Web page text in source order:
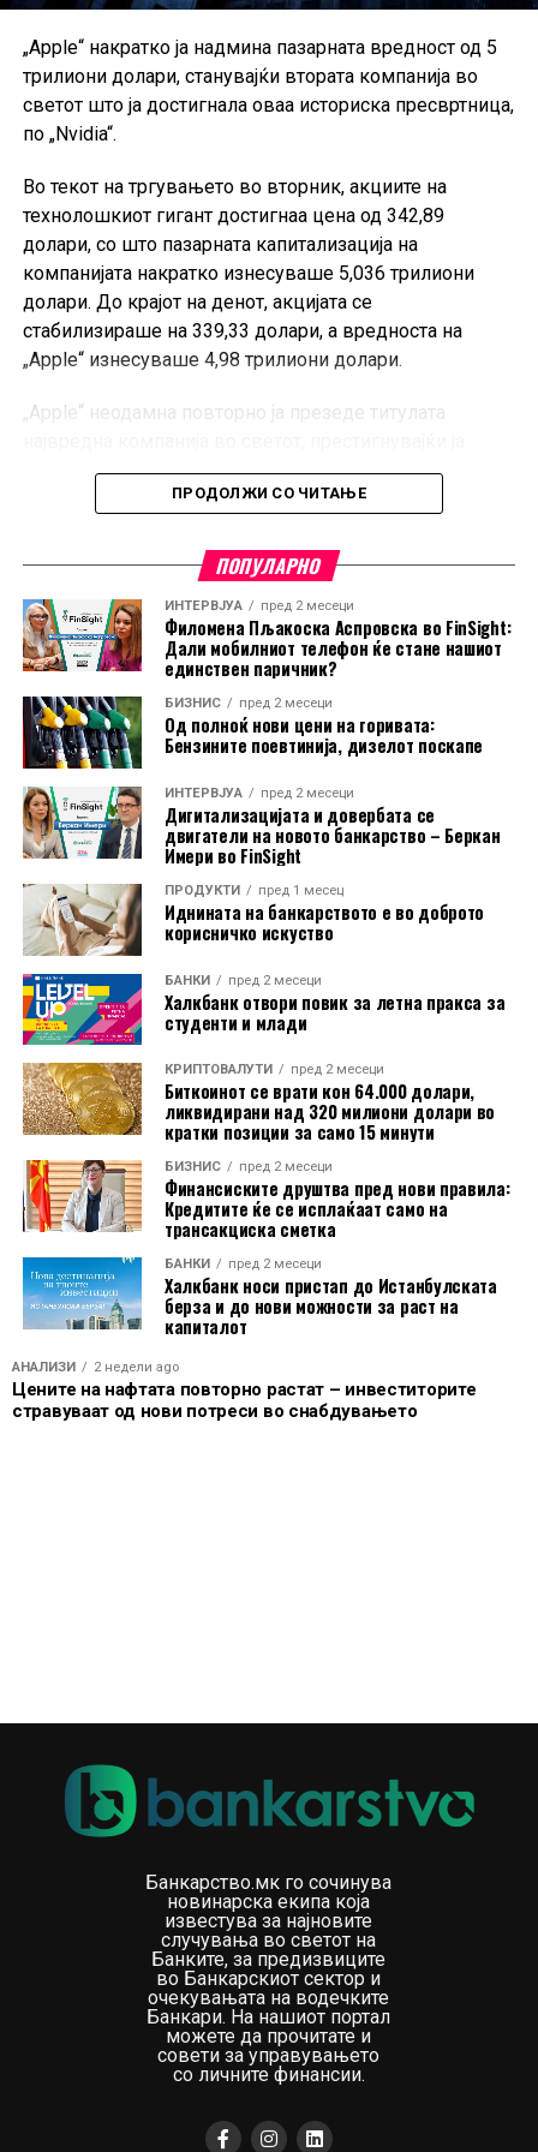
„Apple“ накратко ја надмина пазарната вредност од 5
трилиони долари, станувајќи втората компанија во
светот што ја достигнала оваа историска пресвртница,
по „Nvidia“.
Во текот на тргувањето во вторник, акциите на
технолошкиот гигант достигнаа цена од 342,89
долари, со што пазарната капитализација на
компанијата накратко изнесуваше 5,036 трилиони
долари. До крајот на денот, акцијата се
стабилизираше на 339,33 долари, а вредноста на
„Apple“ изнесуваше 4,98 трилиони долари.
„Apple“ неодамна повторно ја презеде титулата
„Nvidia“, чија пазарна капитализација моментално
изнесува околу 4,78 трилиони долари.
Растот на „Apple“ се должи на силната побарувачка за
нејзините производи, но и на стратегијата да избегне
масовни инвестиции во инфраструктура за вештачка
интелигенција. Наместо тоа, компанијата се потпира на
партнерства, како користењето на AI технологијата на
„Google“ за новите функции на Siri, што ѝ овозможува
да ги задржи високите профитни маржи и стабилниот
паричен тек.
Дополнителен поттик за акциите дадоа стабилните
цени на iPhone, новата програма за лизинг на уреди
во САД во соработка со „Klarna“, како и очекувањата
за силни финансиски резултати. Аналитичарите
прогнозираат дека „Apple“ ќе прикаже раст на
приходите од повеќе од 15% во третиот квартал, чии
резултати компанијата треба да ги објави по
затворањето на берзите во четврток.
Од почетокот на годината, акциите на „Apple“ пораснаа
за околу 25%, надминувајќи ги повеќето компании од
групата „Magnificent Seven“ и дополнително
зацврстувајќи ја позицијата на компанијата како еден
од највредните глобални технолошки гиганти.
ПРОДОЛЖИ СО ЧИТАЊЕ
ПОПУЛАРНО
ИНТЕРВЈУА пред 2 месеци
Филомена Пљакоска Аспровска во FinSight:
Дали мобилниот телефон ќе стане нашиот
единствен паричник?
БИЗНИС пред 2 месеци
Од полноќ нови цени на горивата:
Бензините поевтинија, дизелот поскапе
ИНТЕРВЈУА пред 2 месеци
Дигитализацијата и довербата се
двигатели на новото банкарство – Беркан
Имери во FinSight
ПРОДУКТИ пред 1 месец
Иднината на банкарството е во доброто
корисничко искуство
БАНКИ пред 2 месеци
Халкбанк отвори повик за летна пракса за
студенти и млади
КРИПТОВАЛУТИ пред 2 месеци
Биткоинот се врати кон 64.000 долари,
ликвидирани над 320 милиони долари во
кратки позиции за само 15 минути
БИЗНИС пред 2 месеци
Финансиските друштва пред нови правила:
Кредитите ќе се исплаќаат само на
трансакциска сметка
БАНКИ пред 2 месеци
Халкбанк носи пристап до Истанбулската
берза и до нови можности за раст на
капиталот
АНАЛИЗИ 2 недели ago
Цените на нафтата повторно растат – инвеститорите
стравуваат од нови потреси во снабдувањето
Банкарство.мк го сочинува
новинарска екипа која
известува за најновите
случувања во светот на
Банките, за предизвиците
во Банкарскиот сектор и
очекувањата на водечките
Банкари. На нашиот портал
можете да прочитате и
совети за управувањето
со личните финансии.